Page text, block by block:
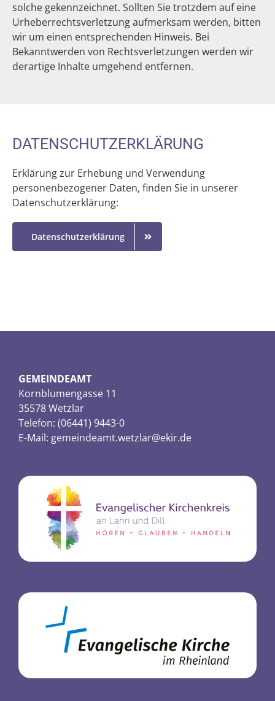
solche gekennzeichnet. Sollten Sie trotzdem auf eine
Urheberrechtsverletzung aufmerksam werden, bitten
wir um einen entsprechenden Hinweis. Bei
Bekanntwerden von Rechtsverletzungen werden wir
derartige Inhalte umgehend entfernen.
DATENSCHUTZERKLÄRUNG
Erklärung zur Erhebung und Verwendung
personenbezogener Daten, finden Sie in unserer
Datenschutzerklärung:
Datenschutzerklärung
GEMEINDEAMT
Kornblumengasse 11
35578 Wetzlar
Telefon: (06441) 9443-0
E-Mail: gemeindeamt.wetzlar@ekir.de